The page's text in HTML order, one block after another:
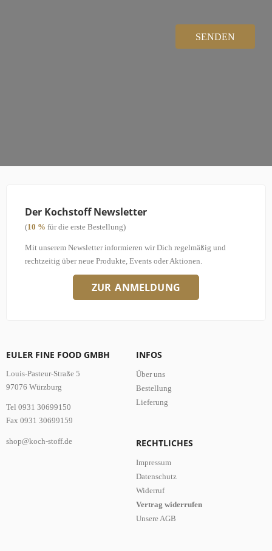
Der Kochstoff Newsletter
(10 % für die erste Bestellung)
Mit unserem Newsletter informieren wir Dich regelmäßig und
rechtzeitig über neue Produkte, Events oder Aktionen.
ZUR ANMELDUNG
EULER FINE FOOD GMBH
Louis-Pasteur-Straße 5
97076 Würzburg
Tel 0931 30699150
Fax 0931 30699159
shop@koch-stoff.de
INFOS
Über uns
Bestellung
Lieferung
RECHTLICHES
Impressum
Datenschutz
Widerruf
Vertrag widerrufen
Unsere AGB